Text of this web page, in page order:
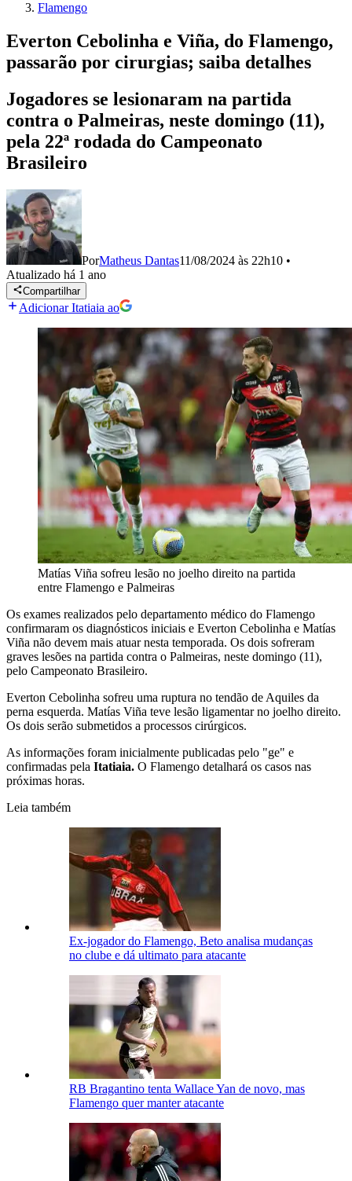
Flamengo
Everton Cebolinha e Viña, do Flamengo,
passarão por cirurgias; saiba detalhes
Jogadores se lesionaram na partida
contra o Palmeiras, neste domingo (11),
pela 22ª rodada do Campeonato
Brasileiro
PorMatheus Dantas11/08/2024 às 22h10 •
Atualizado há 1 ano
Compartilhar
Adicionar Itatiaia ao
Matías Viña sofreu lesão no joelho direito na partida
entre Flamengo e Palmeiras
Os exames realizados pelo departamento médico do Flamengo
confirmaram os diagnósticos iniciais e Everton Cebolinha e Matías
Viña não devem mais atuar nesta temporada. Os dois sofreram
graves lesões na partida contra o Palmeiras, neste domingo (11),
pelo Campeonato Brasileiro.
Everton Cebolinha sofreu uma ruptura no tendão de Aquiles da
perna esquerda. Matías Viña teve lesão ligamentar no joelho direito.
Os dois serão submetidos a processos cirúrgicos.
As informações foram inicialmente publicadas pelo "ge" e
confirmadas pela Itatiaia. O Flamengo detalhará os casos nas
próximas horas.
Leia também
Ex-jogador do Flamengo, Beto analisa mudanças
no clube e dá ultimato para atacante
RB Bragantino tenta Wallace Yan de novo, mas
Flamengo quer manter atacante